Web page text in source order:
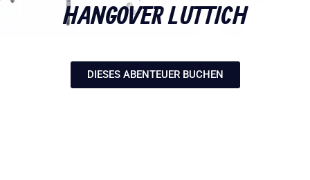
HANGOVER LUTTICH
DIESES ABENTEUER BUCHEN